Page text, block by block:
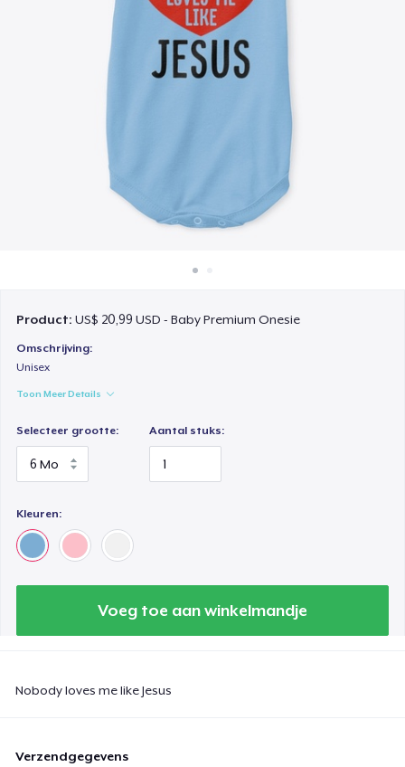
Verkoop overal
Product:US$ 20,99 USD - Baby Premium Onesie
Omschrijving:
Unisex
Toon Meer Details
Selecteer grootte: Aantal stuks:
Kleuren:
Voeg toe aan winkelmandje
Nobody loves me like Jesus
Verzendgegevens